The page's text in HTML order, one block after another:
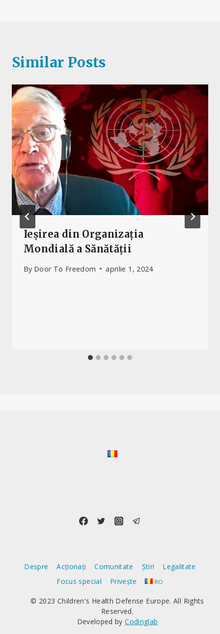
Similar Posts
Ieșirea din Organizația
Mondială a Sănătății
By Door To Freedom aprilie 1, 2024
Despre Acționați Comunitate Știri
Legalitate
Focus special
Privește RO
© 2023 Children's Health Defense Europe. All Rights
Reserved.
Developed byCodinglab